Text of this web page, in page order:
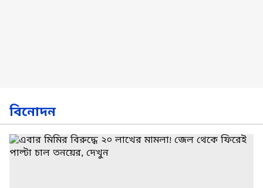
বিনোদন